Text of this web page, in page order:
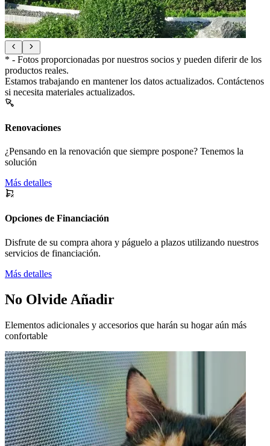
* - Fotos proporcionadas por nuestros socios y pueden diferir de los
productos reales.
Estamos trabajando en mantener los datos actualizados. Contáctenos
si necesita materiales actualizados.
Renovaciones
¿Pensando en la renovación que siempre pospone? Tenemos la
solución
Más detalles
Opciones de Financiación
Disfrute de su compra ahora y páguelo a plazos utilizando nuestros
servicios de financiación.
Más detalles
No Olvide Añadir
Elementos adicionales y accesorios que harán su hogar aún más
confortable